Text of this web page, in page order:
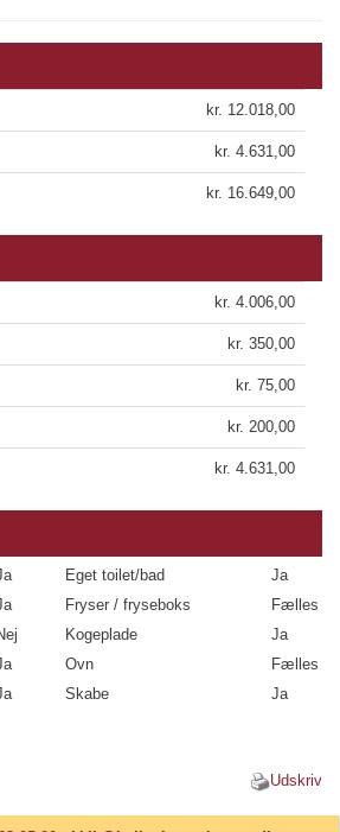
kr. 12.018,00
kr. 4.631,00
kr. 16.649,00
kr. 4.006,00
kr. 350,00
kr. 75,00
kr. 200,00
kr. 4.631,00
Eget toilet/bad
Ja
Fryser / fryseboks
Fælles
Kogeplade
Ja
Ovn
Fælles
Skabe
Ja
Udskriv